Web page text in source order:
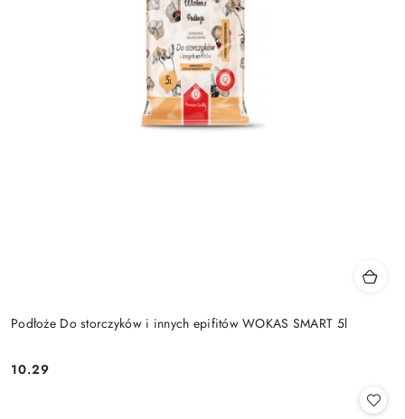
Podłoże Do storczyków i innych epifitów WOKAS SMART 5l
Cena:
10.29